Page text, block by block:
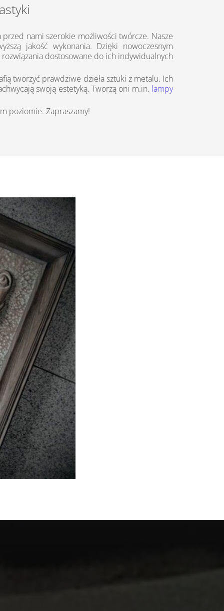
nami szerokie możliwości twórcze. Nasze
jakość wykonania. Dzięki nowoczesnym
dostosowane do ich indywidualnych
tworzyć prawdziwe dzieła sztuki z metalu. Ich
swoją estetyką. Tworzą oni m.in. lampy
poziomie. Zapraszamy!